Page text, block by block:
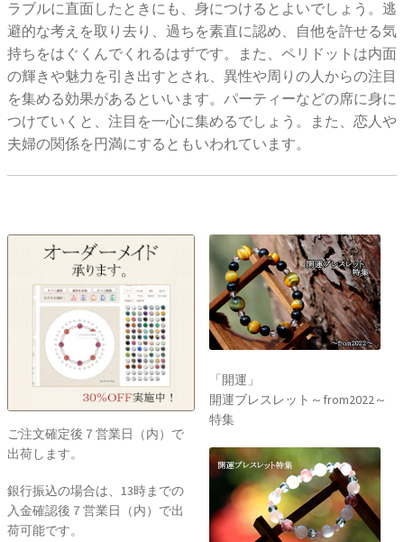
ラブルに直面したときにも、身につけるとよいでしょう。逃
避的な考えを取り去り、過ちを素直に認め、自他を許せる気
持ちをはぐくんでくれるはずです。また、ペリドットは内面
の輝きや魅力を引き出すとされ、異性や周りの人からの注目
を集める効果があるといいます。パーティーなどの席に身に
つけていくと、注目を一心に集めるでしょう。また、恋人や
夫婦の関係を円満にするともいわれています。
ご注文確定後７営業日（内）で
出荷します。
銀行振込の場合は、13時までの
入金確認後７営業日（内）で出
荷可能です。
「開運」
開運ブレスレット～from2022～
特集